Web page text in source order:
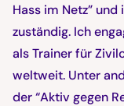
Hass im Netz”
zuständig. Ich
als Trainer für
weltweit. Unter
der “Aktiv gegen